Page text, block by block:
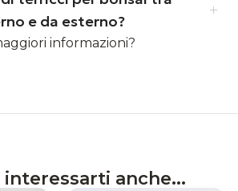
e da esterno?
informazioni?
anche...